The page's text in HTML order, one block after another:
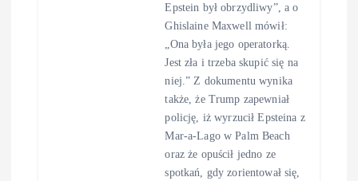
Epstein był obrzydliwy”, a o
Ghislaine Maxwell mówił:
„Ona była jego operatorką.
Jest zła i trzeba skupić się na
niej.” Z dokumentu wynika
także, że Trump zapewniał
policję, iż wyrzucił Epsteina z
Mar-a-Lago w Palm Beach
oraz że opuścił jedno ze
spotkań, gdy zorientował się,